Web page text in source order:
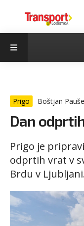
Prigo Boštjan
Dan
Prigo je
odprtih vrat v
Brdu v